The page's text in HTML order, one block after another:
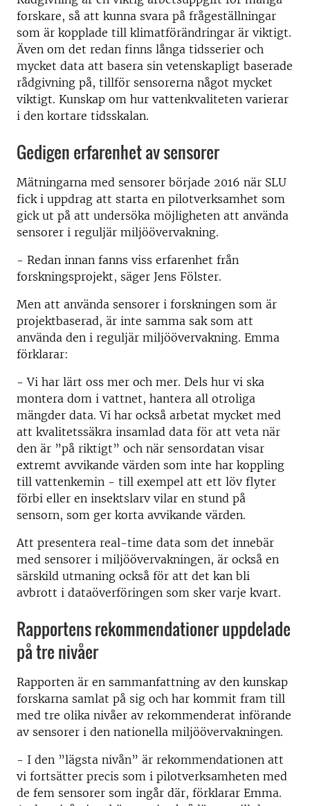
forskare, så att kunna svara på frågeställningar
som är kopplade till klimatförändringar är viktigt.
Även om det redan finns långa tidsserier och
mycket data att basera sin vetenskapligt baserade
rådgivning på, tillför sensorerna något mycket
viktigt. Kunskap om hur vattenkvaliteten varierar
i den kortare tidsskalan.
Gedigen erfarenhet av sensorer
Mätningarna med sensorer började 2016 när SLU
fick i uppdrag att starta en pilotverksamhet som
gick ut på att undersöka möjligheten att använda
sensorer i reguljär miljöövervakning.
- Redan innan fanns viss erfarenhet från
forskningsprojekt, säger Jens Fölster.
Men att använda sensorer i forskningen som är
projektbaserad, är inte samma sak som att
använda den i reguljär miljöövervakning. Emma
förklarar:
- Vi har lärt oss mer och mer. Dels hur vi ska
montera dom i vattnet, hantera all otroliga
mängder data. Vi har också arbetat mycket med
att kvalitetssäkra insamlad data för att veta när
den är ”på riktigt” och när sensordatan visar
extremt avvikande värden som inte har koppling
till vattenkemin - till exempel att ett löv flyter
förbi eller en insektslarv vilar en stund på
sensorn, som ger korta avvikande värden.
Att presentera real-time data som det innebär
med sensorer i miljöövervakningen, är också en
särskild utmaning också för att det kan bli
avbrott i dataöverföringen som sker varje kvart.
Rapportens rekommendationer uppdelade
på tre nivåer
Rapporten är en sammanfattning av den kunskap
forskarna samlat på sig och har kommit fram till
med tre olika nivåer av rekommenderat införande
av sensorer i den nationella miljöövervakningen.
- I den ”lägsta nivån” är rekommendationen att
vi fortsätter precis som i pilotverksamheten med
de fem sensorer som ingår där, förklarar Emma.